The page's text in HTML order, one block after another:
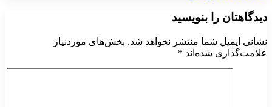
دیدگاهتان را بنویسید
نشانی ایمیل شما منتشر نخواهد شد. بخش‌های موردنیاز
علامت‌گذاری شده‌اند *